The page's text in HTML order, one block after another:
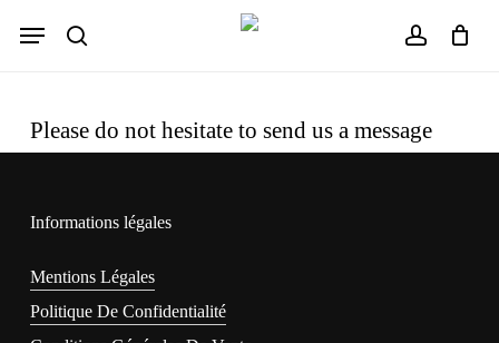
search account
Menu
Close
Please do not hesitate to send us a message
Informations légales
Mentions Légales
Politique De Confidentialité